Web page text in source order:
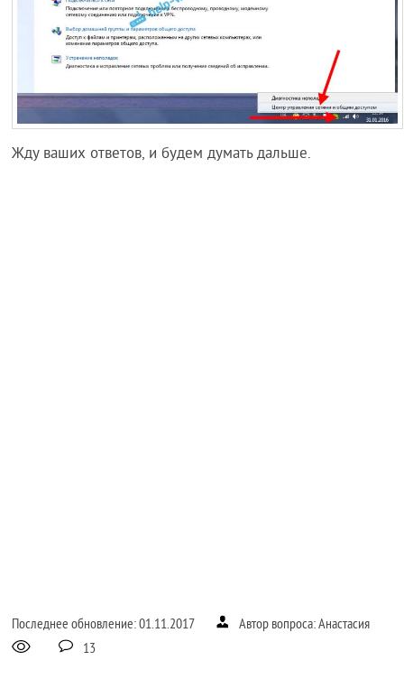
Жду ваших ответов, и будем думать дальше.
Последнее обновление: 01.11.2017
Автор вопроса: Анастасия
13